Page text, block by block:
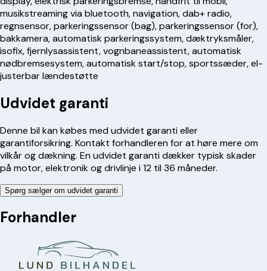
musikstreaming via bluetooth, navigation, dab+ radio,
regnsensor, parkeringssensor (bag), parkeringssensor (for),
bakkamera, automatisk parkeringssystem, dæktryksmåler,
isofix, fjernlysassistent, vognbaneassistent, automatisk
nødbremsesystem, automatisk start/stop, sportssæder, el-
justerbar lændestøtte
Udvidet garanti
Denne bil kan købes med udvidet garanti eller
garantiforsikring. Kontakt forhandleren for at høre mere om
vilkår og dækning. En udvidet garanti dækker typisk skader
på motor, elektronik og drivlinje i 12 til 36 måneder.
Spørg sælger om udvidet garanti
Forhandler